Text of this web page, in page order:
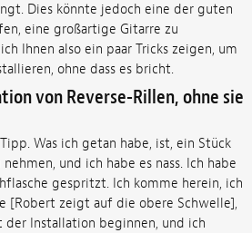
Dies könnte jedoch eine der guten
eine großartige Gitarre zu
Ihnen also ein paar Tricks zeigen, um
ohne dass es bricht.
von Reverse-Rillen, ohne sie
Was ich getan habe, ist, ein Stück
und ich habe es nass. Ich habe
gespritzt. Ich komme herein, ich
[Robert zeigt auf die obere Schwelle],
Installation beginnen, und ich